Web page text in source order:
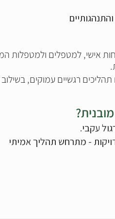
אישי, למטפלים ולמטפלות
רגשיים עמוקים,
עקבי.
- מתרחש תהליך אמיתי